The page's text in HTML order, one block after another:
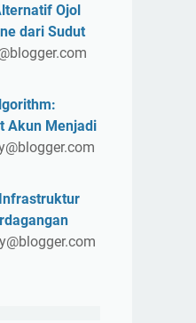
Ojol
dari Sudut
Akun Menjadi